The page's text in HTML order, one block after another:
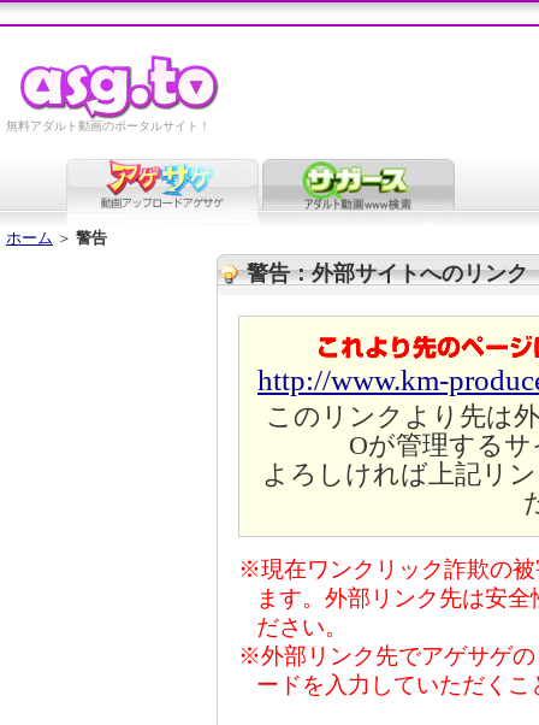
無料アダルト動画のポータルサイト！
ホーム ＞ 警告
警告：外部サイトへのリンク
http://www.km-
このリンクより先は
Oが管理する
よろしければ上記リ
※現在ワンクリック詐欺の
ます。外部リンク先は安
ださい。
※外部リンク先でアゲサゲ
ードを入力していただく